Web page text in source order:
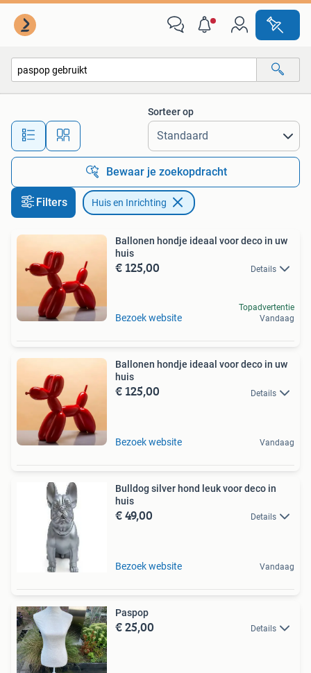
Alle afstanden…
Sorteer op
Bewaar je zoekopdracht
Filters Huis en Inrichting
Ballonen hondje ideaal voor deco in uw
huis
€ 125,00 Details
Bezoek website
Topadvertentie
Vandaag
Ballonen hondje ideaal voor deco in uw
huis
€ 125,00 Details
Bezoek website Vandaag
Bulldog silver hond leuk voor deco in
huis
€ 49,00 Details
Bezoek website Vandaag
Paspop
€ 25,00 Details